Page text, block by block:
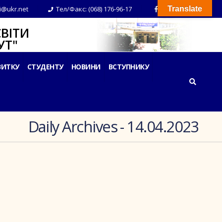
Тел/Факс: (068) 176-96-17
СТУДЕНТУ НОВИНИ ВСТУПНИКУ
Daily Archives - 14.04.2023
Translate